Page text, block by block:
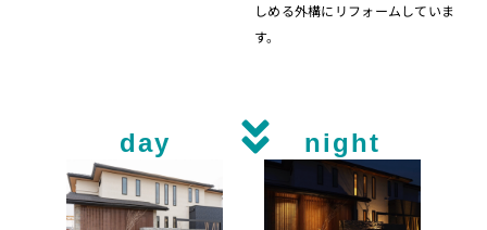
しめる外構にリフォームしていま
す。
day night